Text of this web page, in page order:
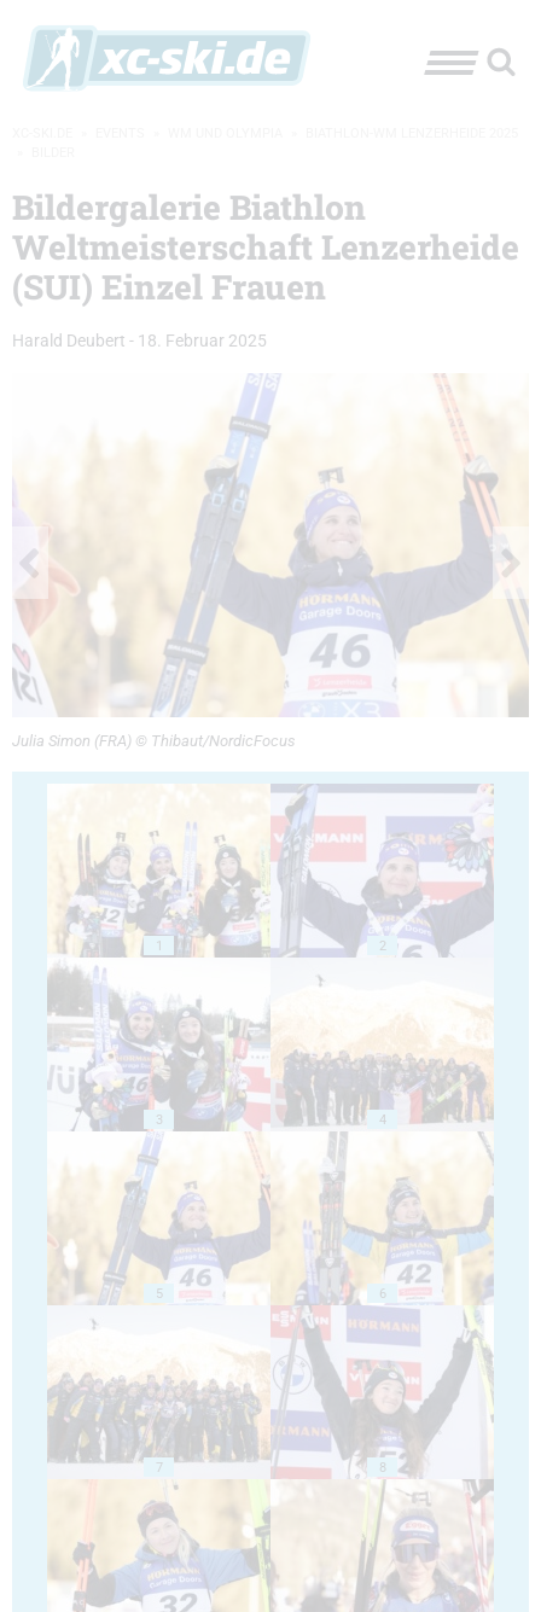
Bildergalerie Biathlon
Weltmeisterschaft Lenzerheide
(SUI) Einzel Frauen
Harald Deubert - 18. Februar 2025
Julia Simon (FRA) © Thibaut/NordicFocus
1 2
3 4
5 6
7 8